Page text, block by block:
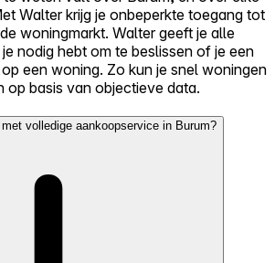
Walter krijg je onbeperkte toegang tot
woningmarkt. Walter geeft je alle
nodig hebt om te beslissen of je een
een woning. Zo kun je snel woningen
op basis van objectieve data.
volledige aankoopservice in Burum?